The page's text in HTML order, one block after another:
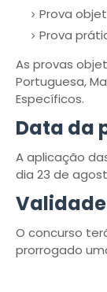
Prova
Prova
As provas
Portuguesa,
Específicos.
Data da
A aplicação
dia 23 de
Validade
O concurso
prorrogado